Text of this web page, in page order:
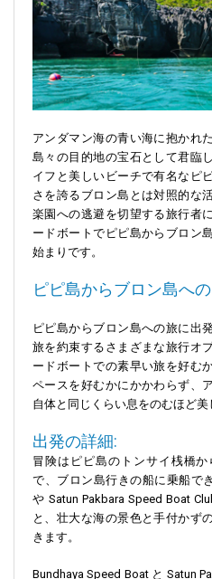
アンダマン海の青い海に抱かれ
島々の目的地の宝石として君臨
イフと美しいビーチで有名なピ
さを誇るブロン島とは対照的な
楽園への逃避を切望する旅行者
ードボートでピピ島からブロン
始まりです。
ピピ島からブロン島へ
ピピ島からブロン島への旅に出
旅を約束するさまざまな旅行オ
ードボートでの素早い旅を好む
ペースを好むかにかかわらず、
自体と同じくらい息をのむほど美
出発の詳細:
冒険はピピ島のトンサイ桟橋
で、ブロン島行きの船に乗船で
や Satun Pakbara Speed Boat
と、壮大な海の景色と手付かず
きます。
Bundhaya Speed Boat と Satun